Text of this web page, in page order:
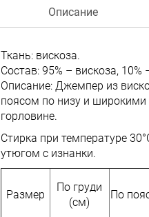
Описание
Ткань: вискоза.
Состав: 95% – вискоза, 10%
Описание: Джемпер из
поясом по низу и
горловине.
Стирка при температуре
утюгом с изнанки.
Размер
По груди
(см)
По